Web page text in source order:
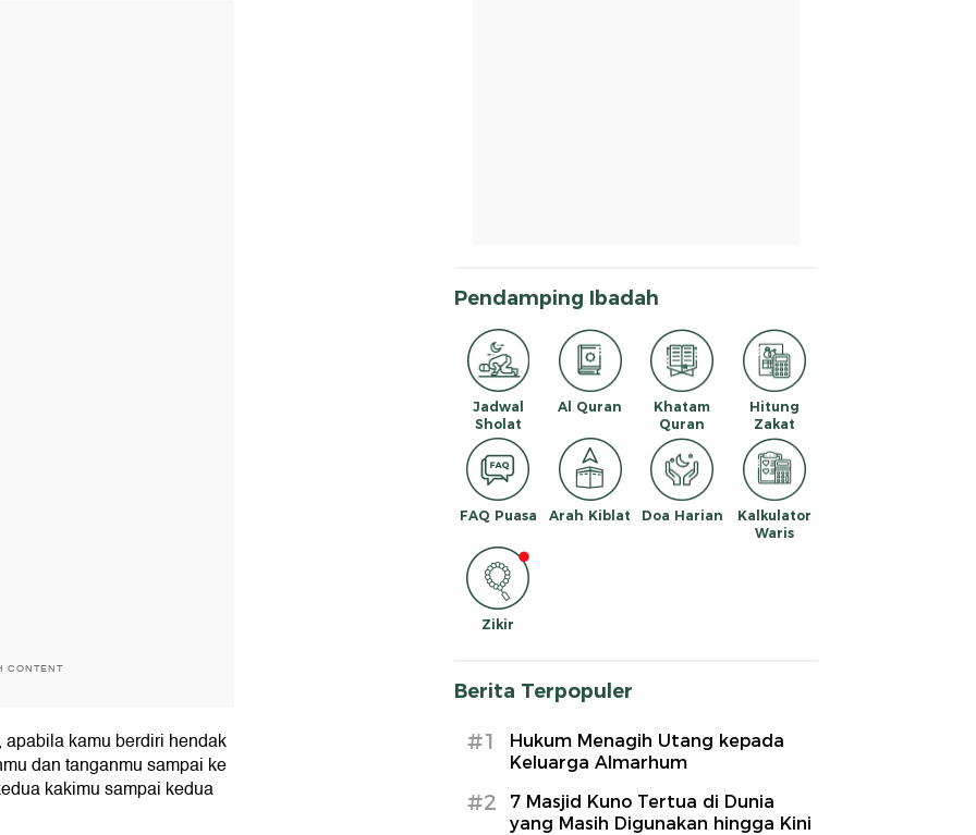
CONTENT
kamu berdiri hendak
dan tanganmu sampai ke
kakimu sampai kedua
Pendamping Ibadah
Jadwal
Sholat
Al Quran
Khatam
Quran
Hitung
Zakat
FAQ Puasa Arah Kiblat Doa Harian
Kalkulator
Waris
Zikir
Berita Terpopuler
#1
Hukum Menagih Utang kepada
Keluarga Almarhum
#2
7 Masjid Kuno Tertua di Dunia
yang Masih Digunakan hingga Kini